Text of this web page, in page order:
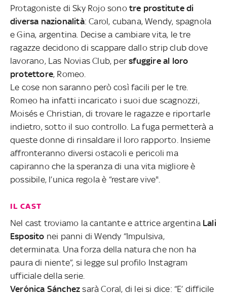
Protagoniste di Sky Rojo sono tre prostitute di
diversa nazionalità: Carol, cubana, Wendy, spagnola
e Gina, argentina. Decise a cambiare vita, le tre
ragazze decidono di scappare dallo strip club dove
lavorano, Las Novias Club, persfuggire al loro
protettore, Romeo.
Le cose non saranno però così facili per le tre.
Romeo ha infatti incaricato i suoi due scagnozzi,
Moisés e Christian, di trovare le ragazze e riportarle
indietro, sotto il suo controllo. La fuga permetterà a
queste donne di rinsaldare il loro rapporto. Insieme
affronteranno diversi ostacoli e pericoli ma
capiranno che la speranza di una vita migliore è
possibile, l’unica regola è “restare vive".
IL CAST
Nel cast troviamo la cantante e attrice argentinaLali
Esposito nei panni di Wendy “Impulsiva,
determinata. Una forza della natura che non ha
paura di niente”, si legge sul profilo Instagram
ufficiale della serie.
Verónica Sánchez sarà Coral, di lei si dice: “E’ difficile